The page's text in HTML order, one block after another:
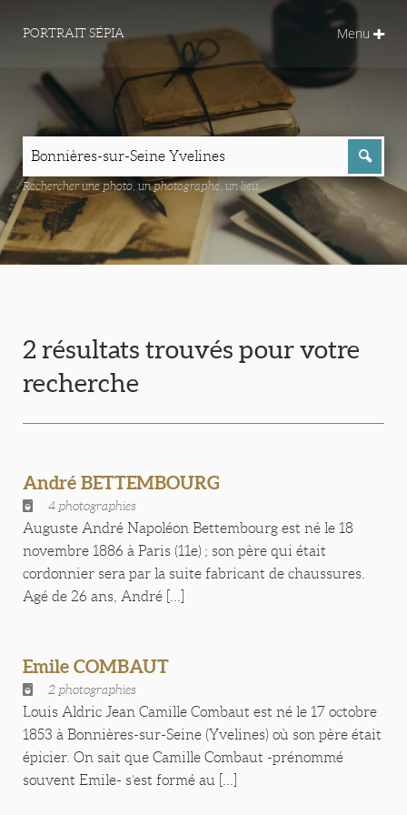
PORTRAIT SÉPIA Menu
Rechercher une photo, un photographe, un lieu...
2 résultats trouvés pour votre
recherche
André BETTEMBOURG
4 photographies
Auguste André Napoléon Bettembourg est né le 18
novembre 1886 à Paris (11e) ; son père qui était
cordonnier sera par la suite fabricant de chaussures.
Agé de 26 ans, André [...]
Emile COMBAUT
2 photographies
Louis Aldric Jean Camille Combaut est né le 17 octobre
1853 à Bonnières-sur-Seine (Yvelines) où son père était
épicier. On sait que Camille Combaut -prénommé
souvent Emile- s’est formé au [...]